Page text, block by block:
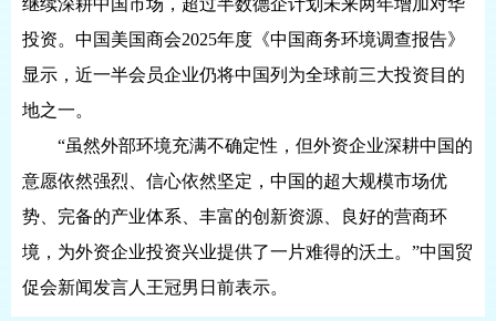
继续深耕中国市场，超过半数德企计划未来两年增加对华
投资。中国美国商会2025年度《中国商务环境调查报告》
显示，近一半会员企业仍将中国列为全球前三大投资目的
地之一。
“虽然外部环境充满不确定性，但外资企业深耕中国的
意愿依然强烈、信心依然坚定，中国的超大规模市场优
势、完备的产业体系、丰富的创新资源、良好的营商环
境，为外资企业投资兴业提供了一片难得的沃土。”中国贸
促会新闻发言人王冠男日前表示。